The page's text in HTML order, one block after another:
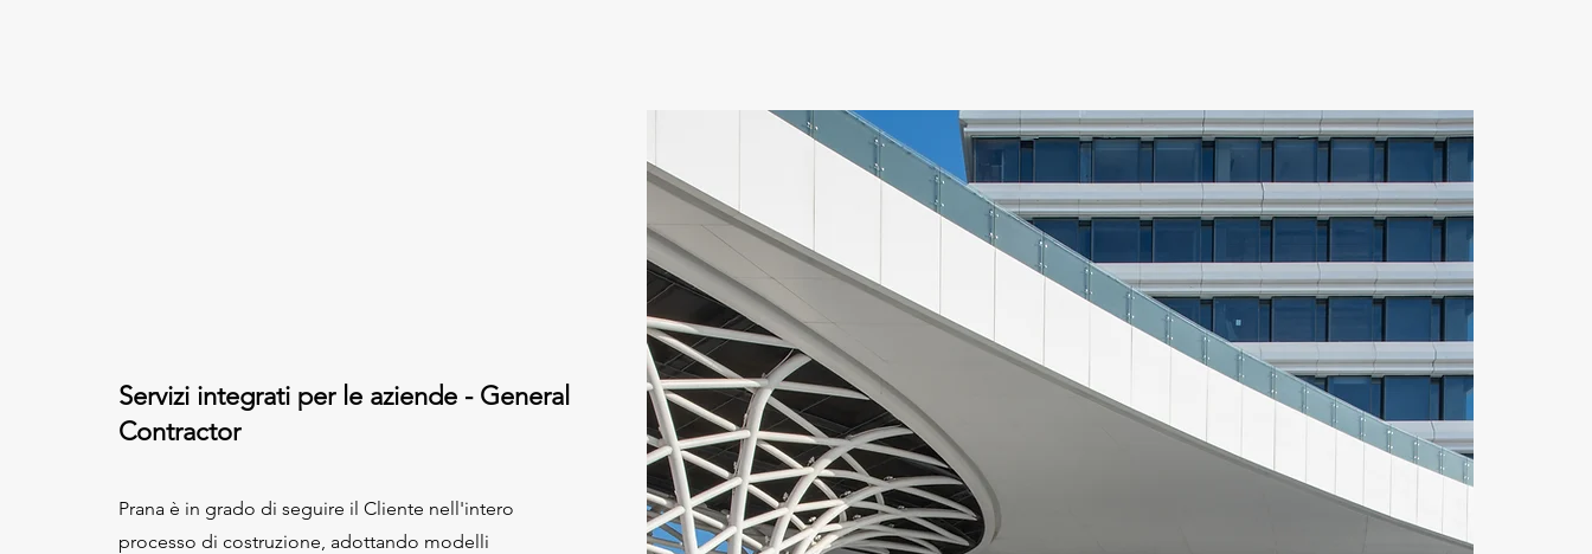
Servizi integrati per le aziende - General
Contractor
Prana è in grado di seguire il Cliente nell'intero
processo di costruzione, adottando modelli